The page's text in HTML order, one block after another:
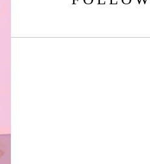
2018/07/22